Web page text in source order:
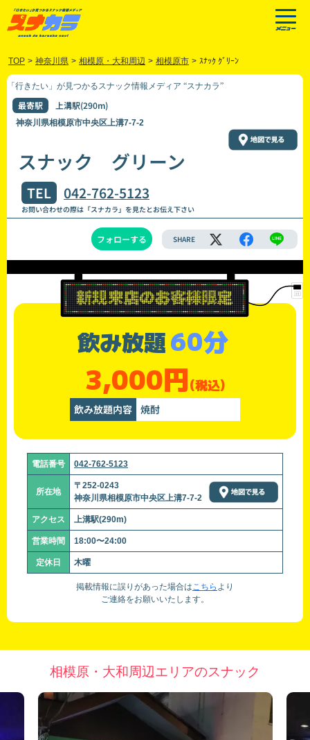
TOP > 神奈川県 > 相模原・大和周辺 > 相模原市 > ｽﾅｯｸ ｸﾞﾘｰﾝ
「行きたい」が見つかるスナック情報メディア “スナカラ”
最寄駅 上溝駅(290m)
神奈川県相模原市中央区上溝7-7-2
スナック グリーン
TEL 042-762-5123
お問い合わせの際は「スナカラ」を見たとお伝え下さい
フォローする SHARE
飲み放題60分
3,000円(税込)
飲み放題内容 焼酎
電話番号 042-762-5123
所在地
〒252-0243
神奈川県相模原市中央区上溝7-7-2
アクセス 上溝駅(290m)
営業時間 18:00〜24:00
定休日 木曜
掲載情報に誤りがあった場合はこちら より
ご連絡をお願いいたします。
相模原・大和周辺エリアのスナック